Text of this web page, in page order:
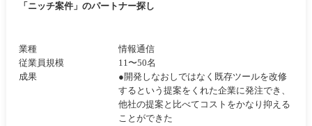
「ニッチ案件」のパートナー探し
業種
情報通信
従業員規模
11〜50名
成果
●開発しなおしではなく既存ツールを改修
するという提案をくれた企業に発注でき、
他社の提案と比べてコストをかなり抑える
ことができた